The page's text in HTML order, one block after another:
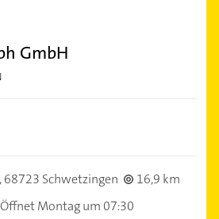
GmbH
68723 Schwetzingen
16,9 km
Öffnet Montag um 07:30